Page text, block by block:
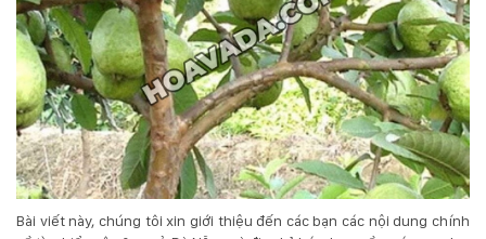
LIÊN
HỆ
Hotline
Bài viết này, chúng tôi xin giới thiệu đến các bạn các nội dung chính